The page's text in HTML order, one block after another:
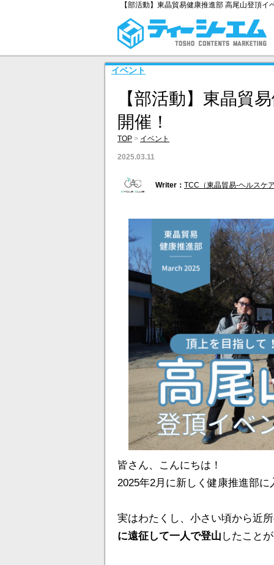
【部活動】東晶貿易健康推進部 高尾山登頂イ
イベント
【部活動】東晶貿
開催！
TOP > イベント
2025.03.11
Writer： TCC（東晶貿易-ヘルスケ
皆さん、こんにちは！
2025年2月に新しく健康推進部
実はわたくし、小さい頃から近
に遠征して一人で登山 したこと